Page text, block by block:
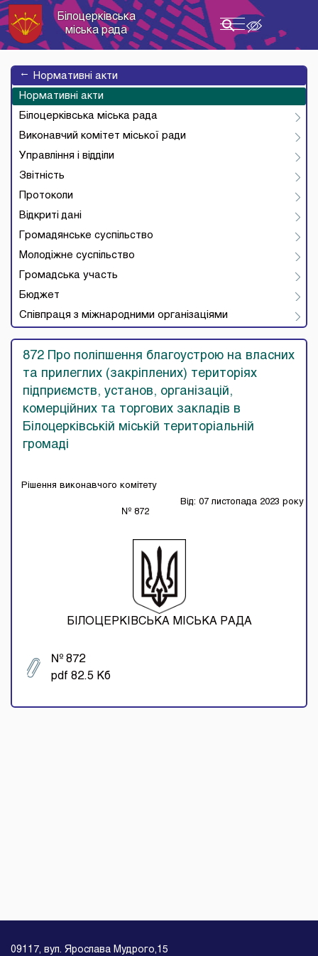
Toggle
navigation
Білоцерківська
міська рада
→
Нормативні акти
Нормативні акти
Білоцерківська міська рада
Виконавчий комітет міської ради
Управління і відділи
Звітність
Протоколи
Відкриті дані
Громадянське суспільство
Молодіжне суспільство
Громадська участь
Бюджет
Співпраця з міжнародними організаціями
872 Про поліпшення благоустрою на власних
та прилеглих (закріплених) територіях
підприємств, установ, організацій,
комерційних та торгових закладів в
Білоцерківській міській територіальній
громаді
Рішення виконавчого комітету
№ 872
Від: 07 листопада 2023 року
БІЛОЦЕРКІВСЬКА МІСЬКА РАДА
№ 872
pdf 82.5 Кб
09117, вул. Ярослава Мудрого,15